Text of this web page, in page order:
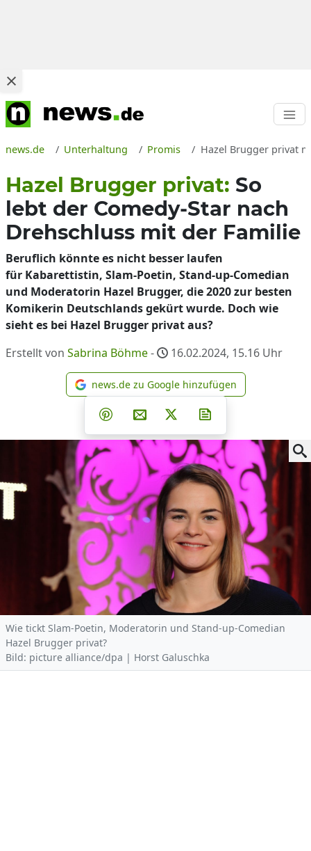
news.de Unterhaltung Promis Hazel Brugger privat
Hazel Brugger privat: So
lebt der Comedy-Star nach
Drehschluss mit der Familie
Beruflich könnte es nicht besser laufen
für Kabarettistin, Slam-Poetin, Stand-up-Comedian
und Moderatorin Hazel Brugger, die 2020 zur besten
Komikerin Deutschlands gekürt wurde. Doch wie
sieht es bei Hazel Brugger privat aus?
Erstellt von Sabrina Böhme- 16.02.2024, 15.16 Uhr
news.de zu Google
news.de zu Google hinzufügen
Teilen auf Facebook
Teilen auf Whatsapp
Teilen auf Telegram
Teilen auf Pinterest
Per E-Mail teilen
Post auf X
Wie tickt Slam-Poetin, Moderatorin und Stand-up-Comedian
Hazel Brugger privat?
Bild: picture alliance/dpa | Horst Galuschka